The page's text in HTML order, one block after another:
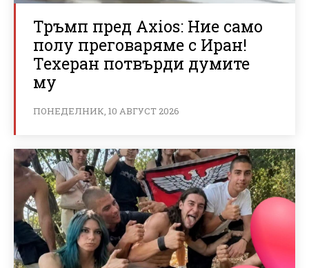
Тръмп пред Axios: Ние само
полу преговаряме с Иран!
Техеран потвърди думите
му
ПОНЕДЕЛНИК, 10 АВГУСТ 2026